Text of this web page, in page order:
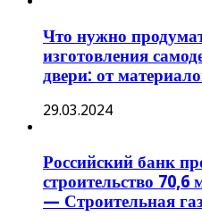
Что нужно
изготовления
двери: от
29.03.2024
Российский банк
строительство
— Строительная